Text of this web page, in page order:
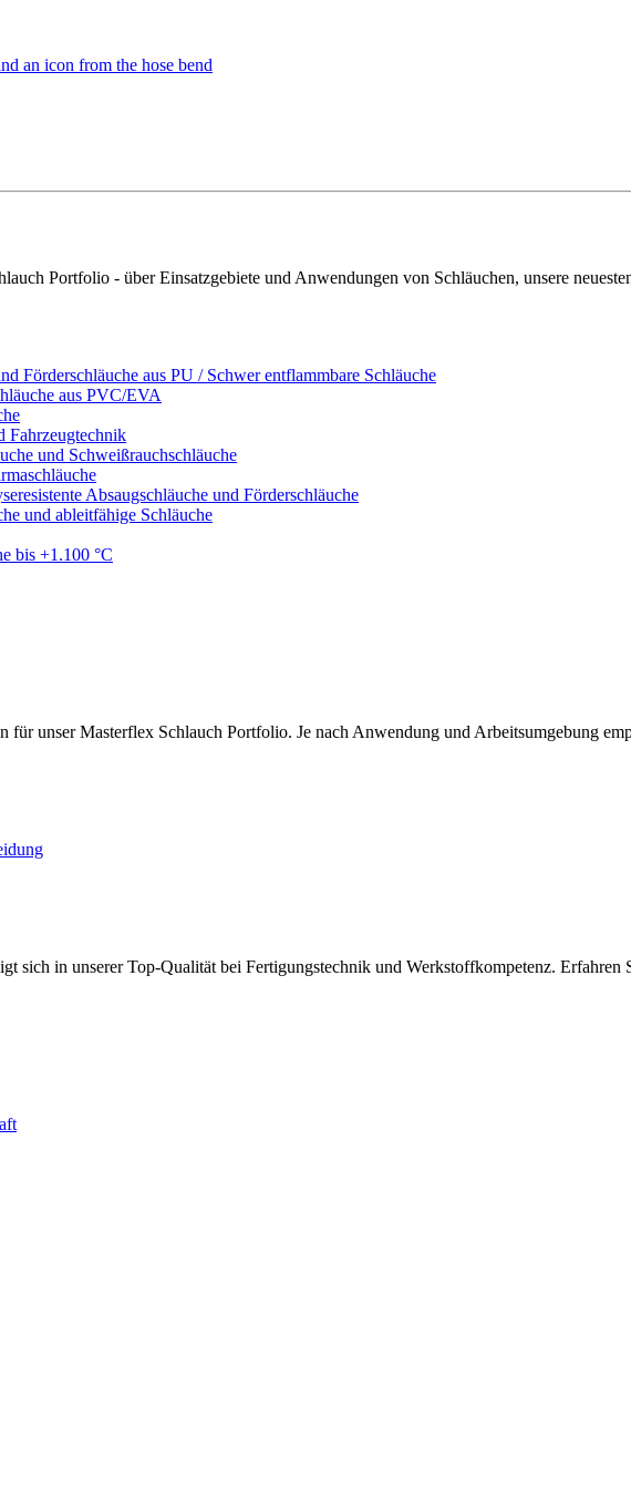
Portfolio - über Einsatzgebiete und Anwendungen von Schläuchen, unsere
Förderschläuche aus PU / Schwer entflammbare Schläuche
aus PVC/EVA
Fahrzeugtechnik
und Schweißrauchschläuche
Absaugschläuche und Förderschläuche
und ableitfähige Schläuche
bis +1.100 °C
für unser Masterflex Schlauch Portfolio. Je nach Anwendung und Arbeitsumgebung
sich in unserer Top-Qualität bei Fertigungstechnik und Werkstoffkompetenz. Erfahren